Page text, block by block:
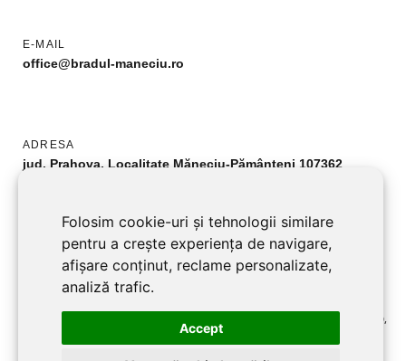
Folosim cookie-uri și tehnologii similare
pentru a crește experiența de navigare,
afișare conținut, reclame personalizate,
analiză trafic.
Accept
E-MAIL
office@bradul-maneciu.ro
ADRESA
jud. Prahova, Localitate Măneciu-Pământeni 107362
URMĂREȘTE-NE
Facebook
©2026 BRADUL MANECIU SRL toate drepturile rezervate RO2701219,
J29/3957/1992